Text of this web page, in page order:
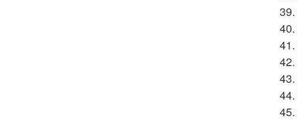
39.
40.
41.
42.
43.
44.
45.